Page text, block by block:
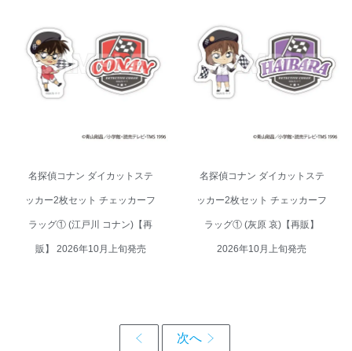
名探偵コナン ダイカットステッ
カー2枚セット チェッカーフラッ
グ① (江戸川 コナン)【再販】
2026年10月上旬発売
名探偵コナン ダイカットステ
ッカー2枚セット チェッカーフ
ラッグ① (江戸川 コナン)【再
販】 2026年10月上旬発売
名探偵コナン ダイカットステッ
カー2枚セット チェッカーフラッ
グ① (灰原 哀)【再販】 2026年
10月上旬発売
名探偵コナン ダイカットステ
ッカー2枚セット チェッカーフ
ラッグ① (灰原 哀)【再販】
2026年10月上旬発売